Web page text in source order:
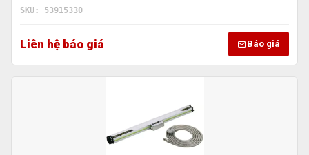
SKU: 53915330
Liên hệ báo giá Báo giá